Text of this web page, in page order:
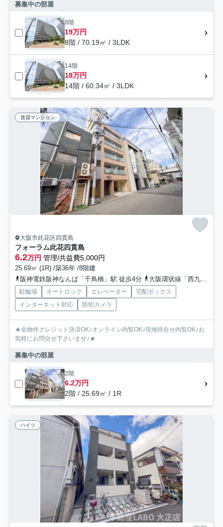
募集中の部屋
8階
19万円
8階 / 70.19㎡ / 3LDK
14階
18万円
14階 / 60.34㎡ / 3LDK
賃貸マンション
大阪市此花区四貫島
フォーラム此花四貫島
6.2万円 管理/共益費5,000円
25.69㎡ (1R) /築36年 /8階建
阪神電鉄阪神なんば「千鳥橋」駅 徒歩4分
大阪環状線「西九条」駅 徒歩14分
駐輪場 オートロック エレベーター
宅配ボックス
インターネット対応
防犯カメラ
★全物件クレジット決済OK♪オンライン内覧OK♪現地待合せ内覧OK♪お
気軽にお問合せ下さいませ♪★
募集中の部屋
2階
6.2万円
2階 / 25.69㎡ / 1R
ハイツ